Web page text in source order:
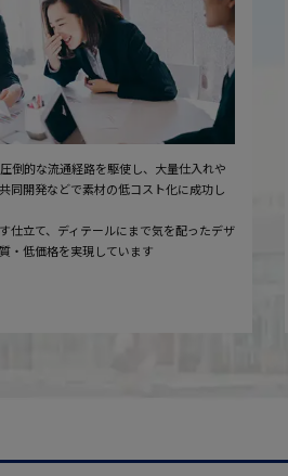
倒的な流通経路を駆使し、大量仕入れや
同開発などで素材の低コスト化に成功し
仕立て、ディテールにまで気を配ったデザ
・低価格を実現しています